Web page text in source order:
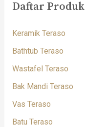
Daftar Produk
Keramik Teraso
Bathtub Teraso
Wastafel Teraso
Bak Mandi Teraso
Vas Teraso
Batu Teraso